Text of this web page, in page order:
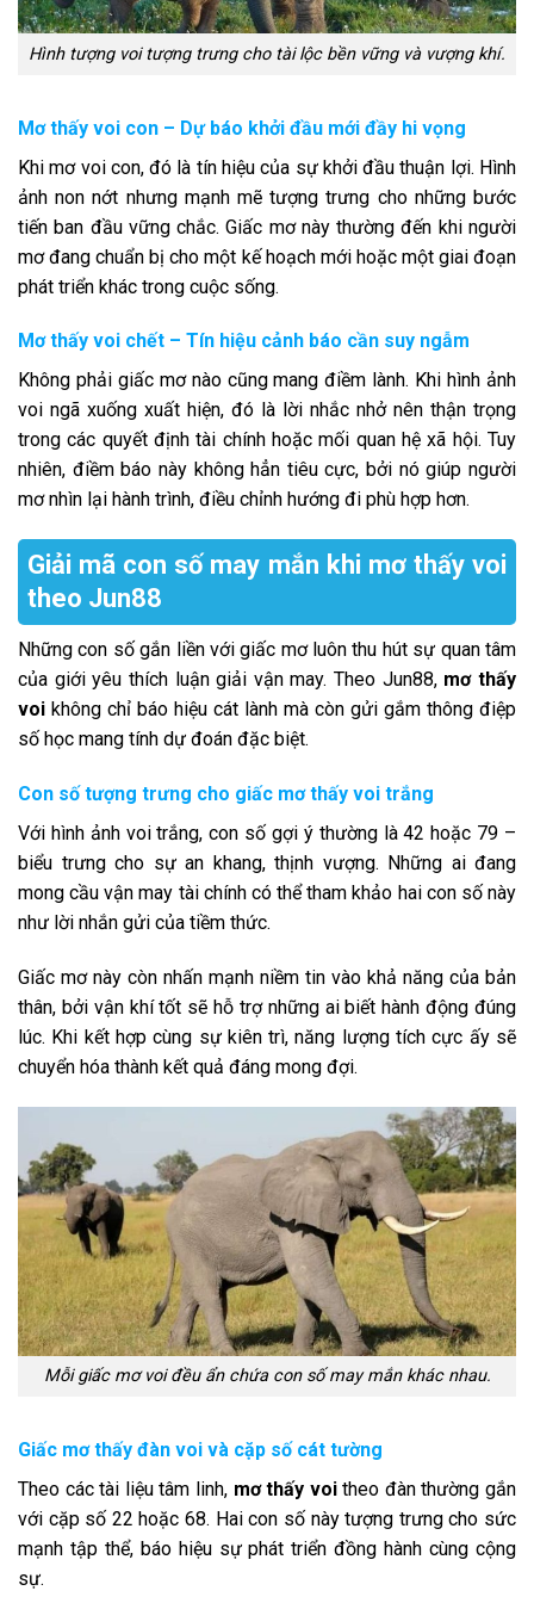
Hình tượng voi tượng trưng cho tài lộc bền vững và vượng khí.
Mơ thấy voi con – Dự báo khởi đầu mới đầy hi vọng
Khi mơ voi con, đó là tín hiệu của sự khởi đầu thuận lợi. Hình
ảnh non nớt nhưng mạnh mẽ tượng trưng cho những bước
tiến ban đầu vững chắc. Giấc mơ này thường đến khi người
mơ đang chuẩn bị cho một kế hoạch mới hoặc một giai đoạn
phát triển khác trong cuộc sống.
Mơ thấy voi chết – Tín hiệu cảnh báo cần suy ngẫm
Không phải giấc mơ nào cũng mang điềm lành. Khi hình ảnh
voi ngã xuống xuất hiện, đó là lời nhắc nhở nên thận trọng
trong các quyết định tài chính hoặc mối quan hệ xã hội. Tuy
nhiên, điềm báo này không hẳn tiêu cực, bởi nó giúp người
mơ nhìn lại hành trình, điều chỉnh hướng đi phù hợp hơn.
Giải mã con số may mắn khi mơ thấy voi
theo Jun88
Những con số gắn liền với giấc mơ luôn thu hút sự quan tâm
của giới yêu thích luận giải vận may. Theo Jun88, mơ thấy
voi không chỉ báo hiệu cát lành mà còn gửi gắm thông điệp
số học mang tính dự đoán đặc biệt.
Con số tượng trưng cho giấc mơ thấy voi trắng
Với hình ảnh voi trắng, con số gợi ý thường là 42 hoặc 79 –
biểu trưng cho sự an khang, thịnh vượng. Những ai đang
mong cầu vận may tài chính có thể tham khảo hai con số này
như lời nhắn gửi của tiềm thức.
Giấc mơ này còn nhấn mạnh niềm tin vào khả năng của bản
thân, bởi vận khí tốt sẽ hỗ trợ những ai biết hành động đúng
lúc. Khi kết hợp cùng sự kiên trì, năng lượng tích cực ấy sẽ
chuyển hóa thành kết quả đáng mong đợi.
Mỗi giấc mơ voi đều ẩn chứa con số may mắn khác nhau.
Giấc mơ thấy đàn voi và cặp số cát tường
Theo các tài liệu tâm linh, mơ thấy voitheo đàn thường gắn
với cặp số 22 hoặc 68. Hai con số này tượng trưng cho sức
mạnh tập thể, báo hiệu sự phát triển đồng hành cùng cộng
sự.